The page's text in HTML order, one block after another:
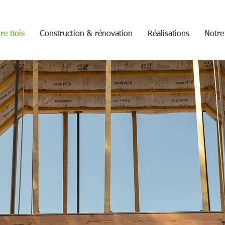
Bois Construction & rénovation Réalisations